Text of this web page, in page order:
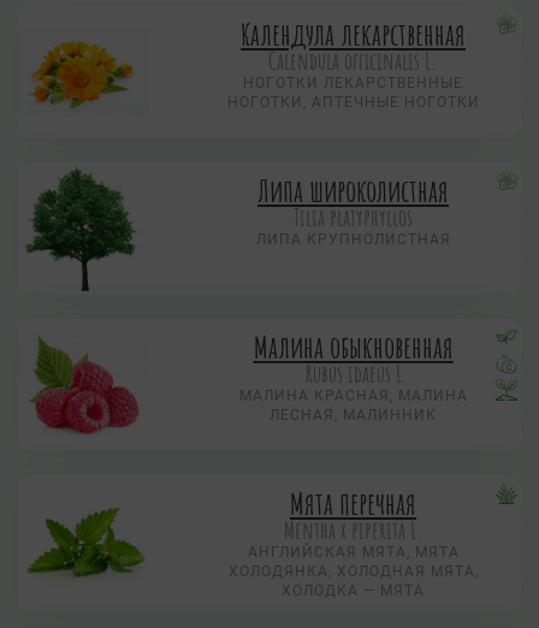
Календула лекарственная
Calendula officinalis L.
НОГОТКИ ЛЕКАРСТВЕННЫЕ
НОГОТКИ, АПТЕЧНЫЕ НОГОТКИ
Липа широколистная
Tilia platyphyllos
ЛИПА КРУПНОЛИСТНАЯ
Малина обыкновенная
Rubus idaeus L
МАЛИНА КРАСНАЯ, МАЛИНА
ЛЕСНАЯ, МАЛИННИК
Мята перечная
Mentha х piperita L.
АНГЛИЙСКАЯ МЯТА, МЯТА
ХОЛОДЯНКА, ХОЛОДНАЯ МЯТА,
ХОЛОДКА — МЯТА